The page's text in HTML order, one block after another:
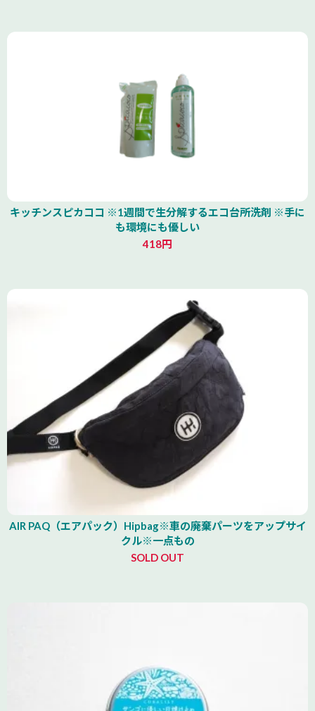
キッチンスピカココ ※1週間で生分解するエコ台所洗剤 ※手に
も環境にも優しい
418円
AIR PAQ（エアパック）Hipbag※車の廃棄パーツをアップサイ
クル※一点もの
SOLD OUT